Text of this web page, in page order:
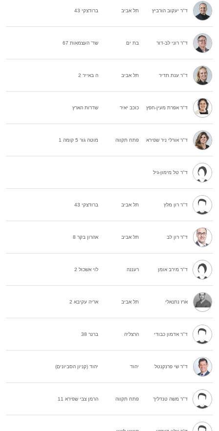
ד"ר יעקוב הורביץ תל אביב ברודצקי 43
ד"ר רוני לב-דור בת ים שד' העצמאות 67
ד"ר ענת תדיר תל אביב ה באייר 2
ד"ר אפרת מעין-חפץ כוכב יאיר שדרות הארץ
ד"ר אורלי ניר שפירא פתח תקווה מוטה גור 5 קומה 1
ד"ר טל מימון-גיל
ד"ר רון מלץ תל אביב ברודצקי 43
ד"ר רון לב תל אביב אהרון בקר 8
ד"ר מירב אומן רעננה לוי אשכול 2
ארז נתנאלי תל אביב אריה עקיבא 2
ד"ר אדמון כבודי הרצליה ברנר 38
ד"ר שי פרנקנטל יהוד יהוד (קניון הסביונים)
ד"ר משה טנדליך פתח תקווה הרמן צבי שפירא 11